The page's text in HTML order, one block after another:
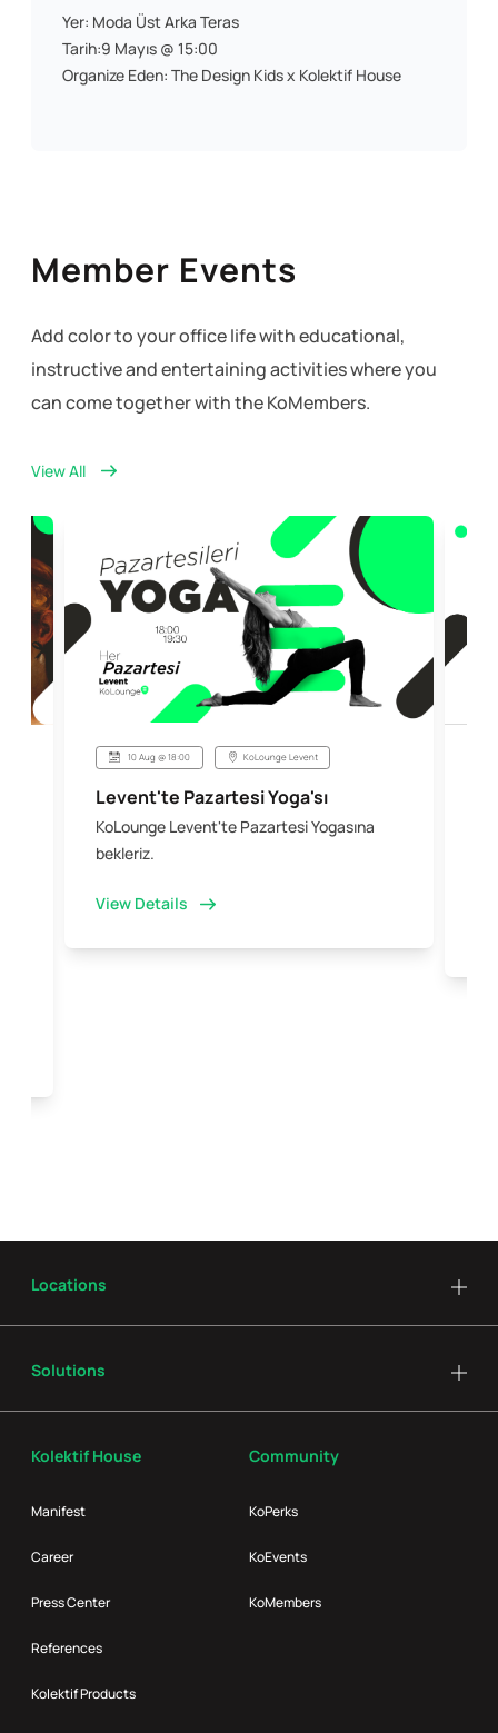
Yer: Moda Üst Arka Teras
Tarih:9 Mayıs @ 15:00
Organize Eden: The Design Kids x Kolektif House
Member Events
Add color to your office life with educational,
instructive and entertaining activities where you
can come together with the KoMembers.
View All
10 Aug @ 18:00 KoLounge Levent
Levent'te Pazartesi Yoga'sı
KoLounge Levent'te Pazartesi Yogasına
bekleriz.
View Details
Kolektif House
Manifest
Career
Press Center
References
Kolektif Products
Community
KoPerks
KoEvents
KoMembers
Locations
Solutions